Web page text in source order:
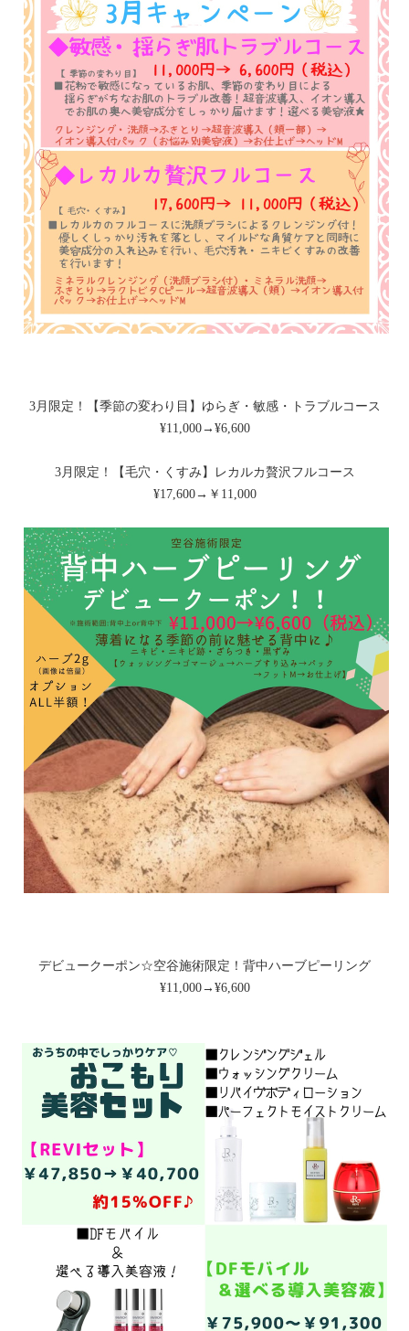
3月限定！【季節の変わり目】ゆらぎ・敏感・トラブルコース
¥11,000→¥6,600
3月限定！【毛穴・くすみ】レカルカ贅沢フルコース
¥17,600→￥11,000
デビュークーポン☆空谷施術限定！背中ハーブピーリング
¥11,000→¥6,600